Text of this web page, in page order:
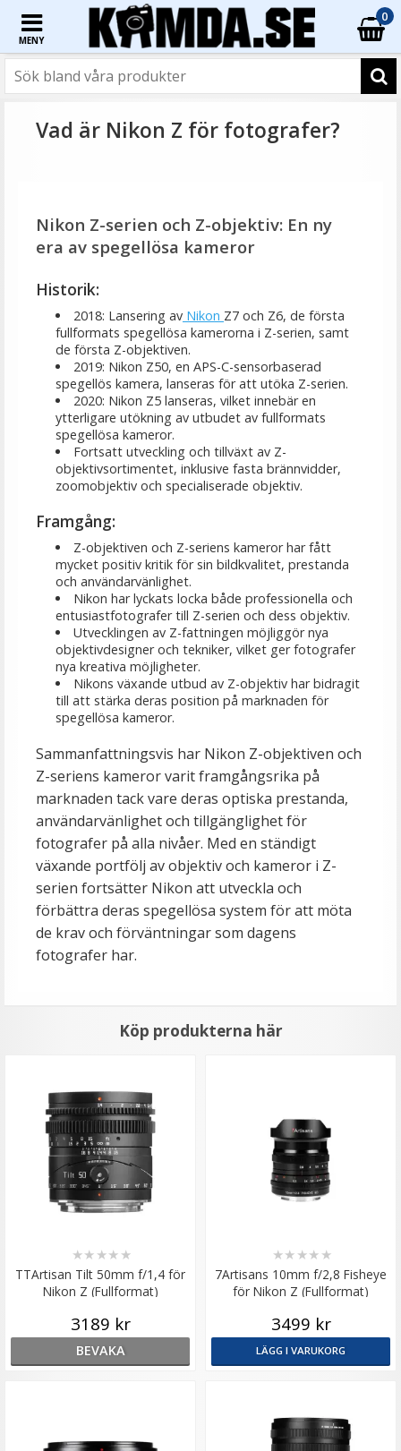
MENY
0
Vad är Nikon Z för fotografer?
Nikon Z-serien och Z-objektiv: En ny
era av spegellösa kameror
Historik:
2018: Lansering avNikon Z7 och Z6, de första
fullformats spegellösa kamerorna i Z-serien, samt
de första Z-objektiven.
2019: Nikon Z50, en APS-C-sensorbaserad
spegellös kamera, lanseras för att utöka Z-serien.
2020: Nikon Z5 lanseras, vilket innebär en
ytterligare utökning av utbudet av fullformats
spegellösa kameror.
Fortsatt utveckling och tillväxt av Z-
objektivsortimentet, inklusive fasta brännvidder,
zoomobjektiv och specialiserade objektiv.
Framgång:
Z-objektiven och Z-seriens kameror har fått
mycket positiv kritik för sin bildkvalitet, prestanda
och användarvänlighet.
Nikon har lyckats locka både professionella och
entusiastfotografer till Z-serien och dess objektiv.
Utvecklingen av Z-fattningen möjliggör nya
objektivdesigner och tekniker, vilket ger fotografer
nya kreativa möjligheter.
Nikons växande utbud av Z-objektiv har bidragit
till att stärka deras position på marknaden för
spegellösa kameror.
Sammanfattningsvis har Nikon Z-objektiven och
Z-seriens kameror varit framgångsrika på
marknaden tack vare deras optiska prestanda,
användarvänlighet och tillgänglighet för
fotografer på alla nivåer. Med en ständigt
växande portfölj av objektiv och kameror i Z-
serien fortsätter Nikon att utveckla och
förbättra deras spegellösa system för att möta
de krav och förväntningar som dagens
fotografer har.
Köp produkterna här
TTArtisan Tilt 50mm f/1,4 för
Nikon Z (Fullformat)
★★ ★★ ★
3189 kr
BEVAKA
7Artisans 10mm f/2,8 Fisheye
för Nikon Z (Fullformat)
★★ ★★ ★
3499 kr
LÄGG I VARUKORG